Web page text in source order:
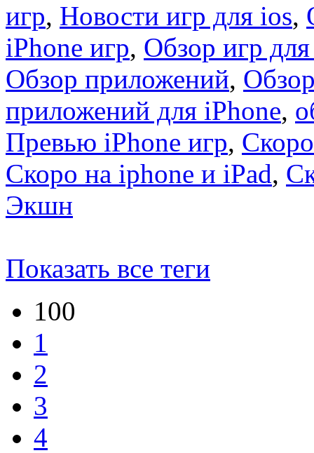
игр, Новости игр для ios,
iPhone игр, Обзор игр
Обзор приложений,
приложений для iPhone,
Превью iPhone игр,
Скоро на iphone и iPad,
Экшн
Показать все теги
100
1
2
3
4